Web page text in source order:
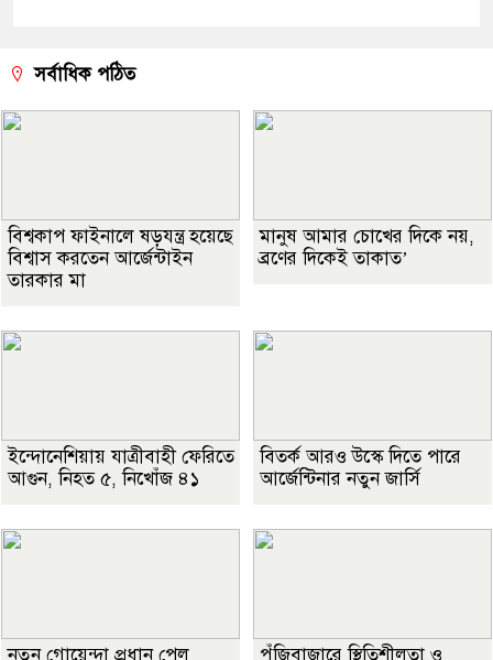
সর্বাধিক পঠিত
বিশ্বকাপ ফাইনালে ষড়যন্ত্র হয়েছে
বিশ্বাস করতেন আর্জেন্টাইন
তারকার মা
মানুষ আমার চোখের দিকে নয়,
ব্রণের দিকেই তাকাত’
ইন্দোনেশিয়ায় যাত্রীবাহী ফেরিতে
আগুন, নিহত ৫, নিখোঁজ ৪১
বিতর্ক আরও উস্কে দিতে পারে
আর্জেন্টিনার নতুন জার্সি
নতুন গোয়েন্দা প্রধান পেল
পুঁজিবাজারে স্থিতিশীলতা ও